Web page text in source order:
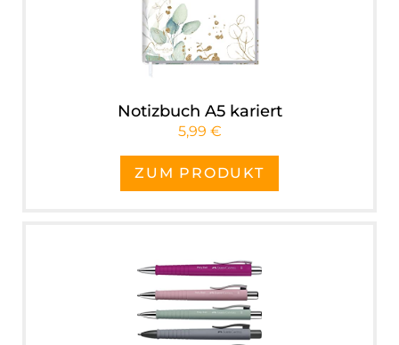
Notizbuch A5 kariert
5,99 €
ZUM PRODUKT